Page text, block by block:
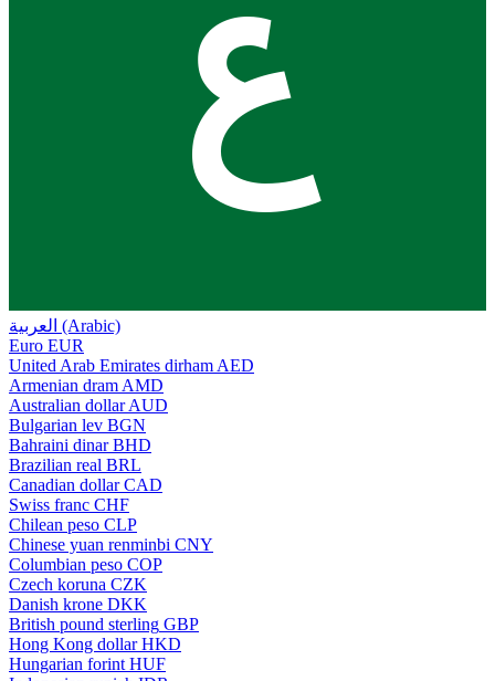
العربية (Arabic)
Euro EUR
United Arab Emirates dirham AED
Armenian dram AMD
Australian dollar AUD
Bulgarian lev BGN
Bahraini dinar BHD
Brazilian real BRL
Canadian dollar CAD
Swiss franc CHF
Chilean peso CLP
Chinese yuan renminbi CNY
Columbian peso COP
Czech koruna CZK
Danish krone DKK
British pound sterling GBP
Hong Kong dollar HKD
Hungarian forint HUF